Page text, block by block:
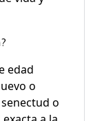
edad
o
o